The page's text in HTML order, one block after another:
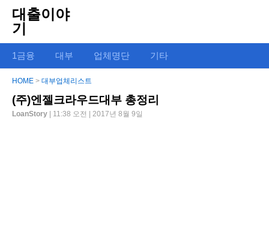
대출이야
기
1금융 대부 업체명단 기타
HOME > 대부업체리스트
(주)엔젤크라우드대부 총정리
LoanStory | 11:38 오전 | 2017년 8월 9일